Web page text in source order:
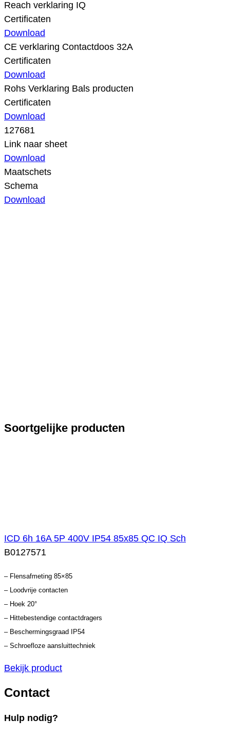
Reach verklaring IQ
Certificaten
Download
CE verklaring Contactdoos 32A
Certificaten
Download
Rohs Verklaring Bals producten
Certificaten
Download
127681
Link naar sheet
Download
Maatschets
Schema
Download
Soortgelijke producten
ICD 6h 16A 5P 400V IP54 85x85 QC IQ Sch
B0127571
– Flensafmeting 85×85
– Loodvrije contacten
– Hoek 20°
– Hittebestendige contactdragers
– Beschermingsgraad IP54
– Schroefloze aansluittechniek
Bekijk product
Contact
Hulp nodig?